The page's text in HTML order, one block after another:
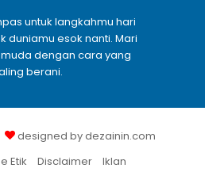
untuk langkahmu hari
duniamu esok nanti. Mari
dengan cara yang
berani.
designed by dezainin.com
Etik Disclaimer Iklan